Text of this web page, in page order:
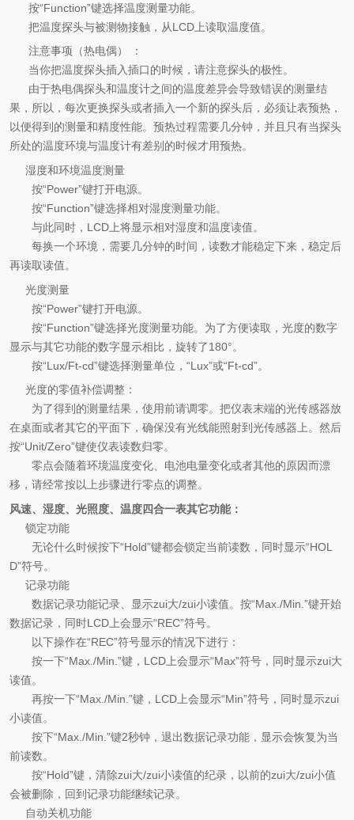
按“Function”键选择温度测量功能。
把温度探头与被测物接触，从LCD 上读取温度值。
注意事项（热电偶） ：
当你把温度探头插入插口的时候，请注意探头的极性。
由于热电偶探头和温度计之间的温度差异会导致错误的测量结
果，所以，每次更换探头或者插入一个新的探头后，必须让表预热，
以便得到的测量和精度性能。预热过程需要几分钟，并且只有当探头
所处的温度环境与温度计有差别的时候才用预热。
湿度和环境温度测量
按“Power”键打开电源。
按“Function”键选择相对湿度测量功能。
与此同时， LCD 上将显示相对湿度和温度读值。
每换一个环境，需要几分钟的时间，读数才能稳定下来，稳定后
再读取读值。
光度测量
按“Power”键打开电源。
按“Function”键选择光度测量功能。为了方便读取，光度的数字
显示与其它功能的数字显示相比，旋转了180°。
按“Lux/Ft-cd”键选择测量单位， “Lux”或“Ft-cd”。
光度的零值补偿调整：
为了得到的测量结果，使用前请调零。把仪表末端的光传感器放
在桌面或者其它的平面下，确保没有光线能照射到光传感器上。然后
按“Unit/Zero”键使仪表读数归零。
零点会随着环境温度变化、电池电量变化或者其他的原因而漂
移，请经常按以上步骤进行零点的调整。
风速、湿度、光照度、温度四合一表其它功能：
锁定功能
无论什么时候按下“Hold”键都会锁定当前读数，同时显示“HOL
D”符号。
记录功能
数据记录功能记录、显示zui大/zui小读值。按“Max./Min.”键开始
数据记录，同时LCD 上会显示“REC”符号。
以下操作在“REC”符号显示的情况下进行：
按一下“Max./Min.”键， LCD 上会显示“Max”符号，同时显示zui大
读值。
再按一下“Max./Min.”键， LCD 上会显示“Min”符号，同时显示zui
小读值。
按下“Max./Min.”键2秒钟，退出数据记录功能，显示会恢复为当
前读数。
按“Hold”键，清除zui大/zui小读值的纪录，以前的zui大/zui小值
会被删除，回到记录功能继续记录。
自动关机功能